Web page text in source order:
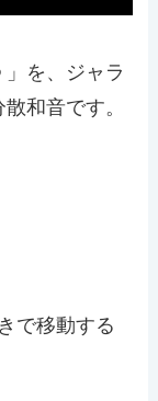
を、ジャラ
和音です。
で移動する